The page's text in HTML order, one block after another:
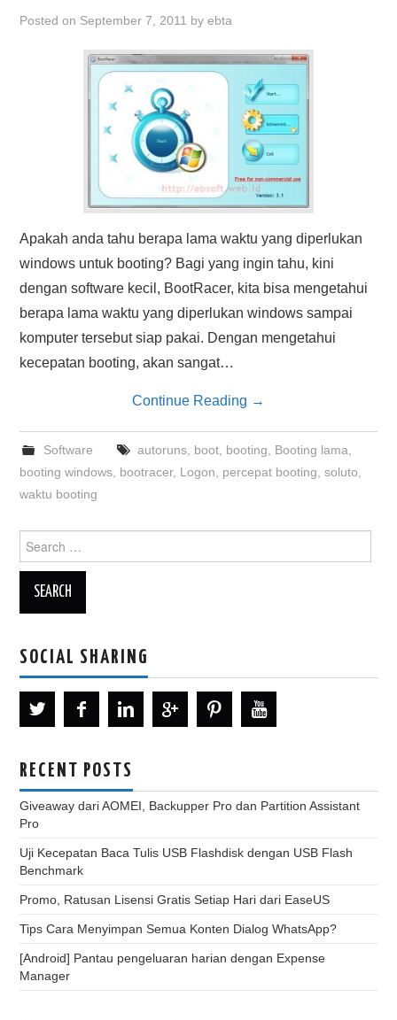
HASIL PENCARIAN
Posted on September 7, 2011 byebta
Apakah anda tahu berapa lama waktu yang diperlukan
windows untuk booting? Bagi yang ingin tahu, kini
dengan software kecil, BootRacer, kita bisa mengetahui
berapa lama waktu yang diperlukan windows sampai
komputer tersebut siap pakai. Dengan mengetahui
kecepatan booting, akan sangat…
Continue Reading →
Software autoruns, boot, booting Booting lama
booting windows bootracer, Logon percepat booting ,soluto
waktu booting
for:
SOCIAL SHARING
RECENT POSTS
Giveaway dari AOMEI, Backupper Pro dan Partition Assistant
Pro
Uji Kecepatan Baca Tulis USB Flashdisk dengan USB Flash
Benchmark
Promo, Ratusan Lisensi Gratis Setiap Hari dari EaseUS
Tips Cara Menyimpan Semua Konten Dialog WhatsApp?
[Android] Pantau pengeluaran harian dengan Expense
Manager